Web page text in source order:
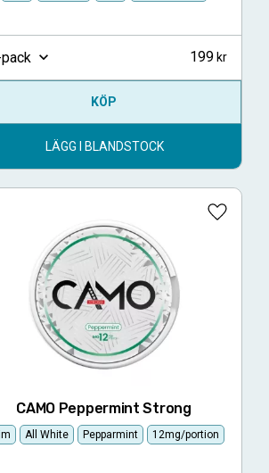
199
KÖP
LÄGG I BLANDSTOCK
CAMO Peppermint Strong
All White Pepparmint 12mg/portion
Lägg